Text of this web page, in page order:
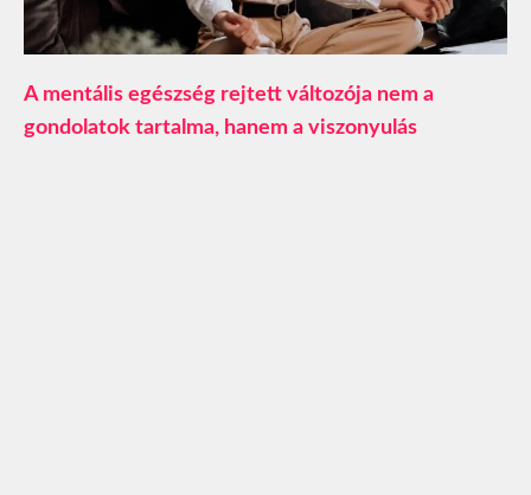
A mentális egészség rejtett változója nem a
gondolatok tartalma, hanem a viszonyulás